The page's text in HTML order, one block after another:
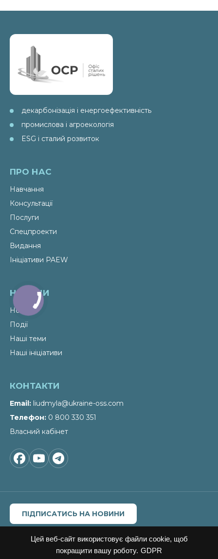
Цей веб-сайт використовує файли cookie, щоб
покращити вашу роботу. GDPR
декарбонізація і енергоефективність
промислова і агроекологія
ESG і сталий розвиток
ПРО НАС
Навчання
Консультації
Послуги
Спецпроекти
Видання
Ініціативи PAEW
НОВИНИ
Новини
Події
Наші теми
Наші ініціативи
КОНТАКТИ
Email liudmyla@ukraine-oss.com
Телефон 0 800 330 351
Власний кабінет
ПІДПИСАТИСЬ НА НОВИНИ
Цитування, копіювання окремих частин текстів чи
зображень, передрук чи будь-яке інше поширення
інформації Офісу сталих рішень можливе за умови